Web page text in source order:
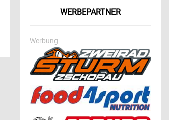
WERBEPARTNER
Werbung